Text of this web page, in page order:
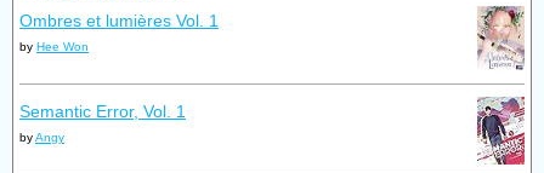
Ombres et lumières Vol. 1
by Hee Won
Semantic Error, Vol. 1
byAngy